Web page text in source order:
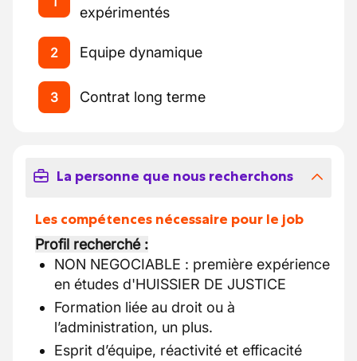
expérimentés
2 Equipe dynamique
3 Contrat long terme
La personne que nous recherchons
Les compétences nécessaire pour le job
Profil recherché :
NON NEGOCIABLE : première expérience
en études d'HUISSIER DE JUSTICE
Formation liée au droit ou à
l’administration, un plus.
Esprit d’équipe, réactivité et efficacité